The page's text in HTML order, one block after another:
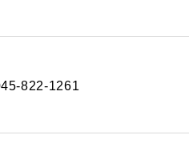
822-1261